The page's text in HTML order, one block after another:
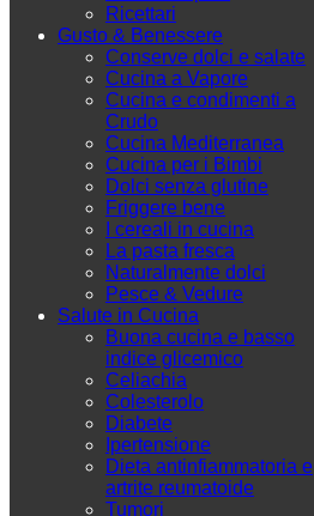
Ricettari
Gusto & Benessere
Conserve dolci e salate
Cucina a Vapore
Cucina e condimenti a
Crudo
Cucina Mediterranea
Cucina per i Bimbi
Dolci senza glutine
Friggere bene
I cereali in cucina
La pasta fresca
Naturalmente dolci
Pesce & Vedure
Salute in Cucina
Buona cucina e basso
indice glicemico
Celiachia
Colesterolo
Diabete
Ipertensione
Dieta antinfiammatoria e
artrite reumatoide
Tumori